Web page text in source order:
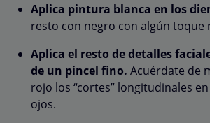
Aplica pintura blanca en los
resto con negro con algún toque
Aplica el resto de detalles
de un pincel fino. Acuérdate de
rojo los “cortes” longitudinales
ojos.